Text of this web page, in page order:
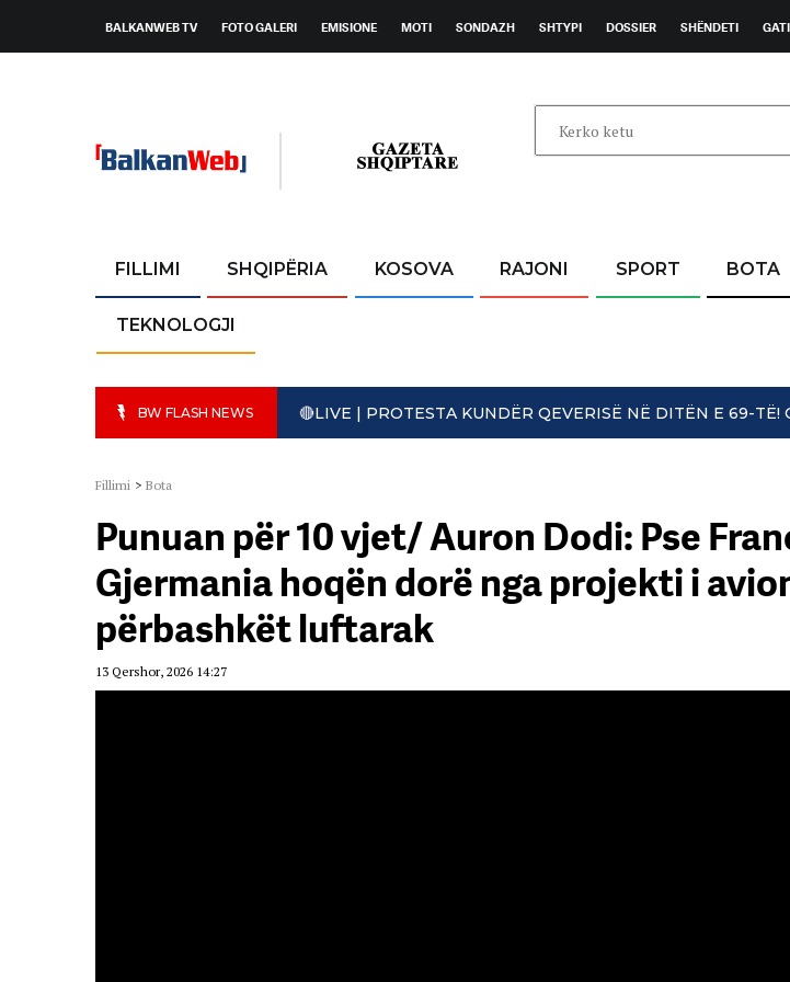
BALKANWEB TV FOTO GALERI EMISIONE MOTI SONDAZH SHTYPI DOSSIER SHËNDETI
FILLIMI SHQIPËRIA KOSOVA RAJONI SPORT BOTA
TEKNOLOGJI
BW FLASH NEWS 🔴LIVE | PROTESTA KUNDËR QEVERISË NË DITËN E 69-TË!
Fillimi > Bota
Punuan për 10 vjet/ Auron Dodi: Pse
Gjermania hoqën dorë nga projekti i
përbashkët luftarak
13 Qershor, 2026 14:27